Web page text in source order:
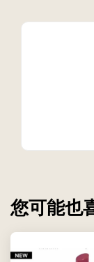
您可能也